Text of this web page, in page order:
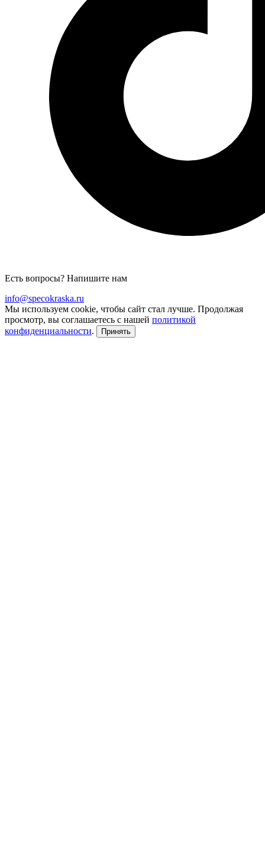
Есть вопросы? Напишите нам
info@specokraska.ru
Мы используем cookie, чтобы сайт стал лучше. Продолжая
просмотр, вы соглашаетесь с нашей политикой
конфиденциальности. Принять